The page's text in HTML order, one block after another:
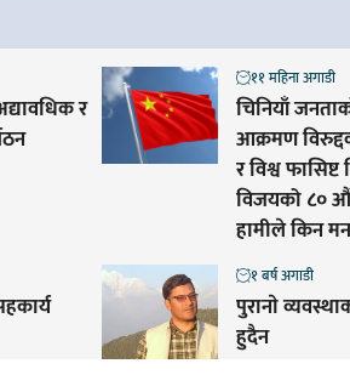
र
चिनियाँ
आक्रमण
र विश्व फासिष्ट
विजयको ८० औं
हामीले किन
११ महिना अगाडी
पुरानाे
हुदैन
१ बर्ष अगाडी